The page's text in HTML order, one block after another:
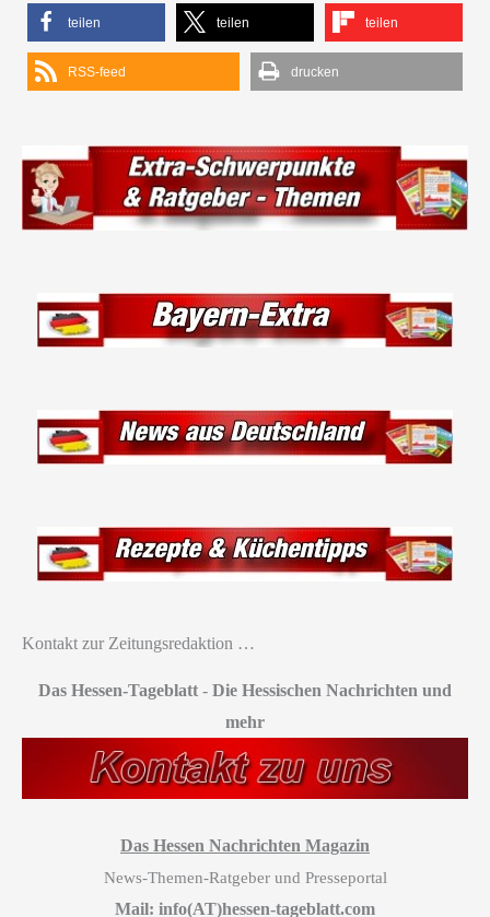
teilen teilen teilen
RSS-feed drucken
Kontakt zur Zeitungsredaktion …
Das Hessen-Tageblatt - Die Hessischen Nachrichten und
mehr
Das Hessen Nachrichten Magazin
News-Themen-Ratgeber und Presseportal
Mail: info(AT)hessen-tageblatt.com